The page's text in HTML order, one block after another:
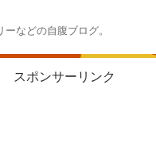
などの自腹ブログ。
スポンサーリンク